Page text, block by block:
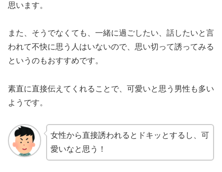
思います。
また、そうでなくても、一緒に過ごしたい、話したいと言
われて不快に思う人はいないので、思い切って誘ってみる
というのもおすすめです。
素直に直接伝えてくれることで、可愛いと思う男性も多い
ようです。
女性から直接誘われるとドキッとするし、可
愛いなと思う！